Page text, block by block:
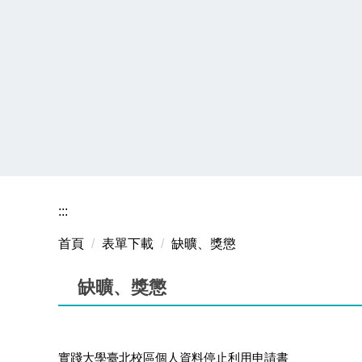
:::
首頁 表單下載 缺曠、獎懲
缺曠、獎懲
實踐大學臺北校區個人資料停止利用申請書